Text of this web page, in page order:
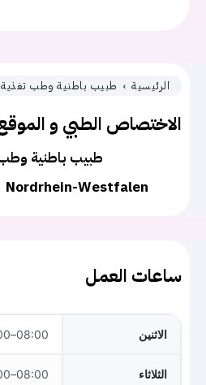
الرئيسية طبيب باطنية وطب تغذية
الاختصاص الطبي و
طبيب باطنية
Nordrhein-Westfalen
ساعات العمل
الاثنين 08:00–12:00,15:00–18:00
الثلاثاء 08:00–12:00,15:00–18:00